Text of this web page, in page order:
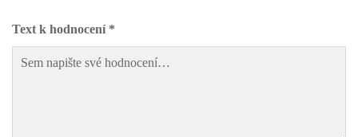
Text k hodnocení *